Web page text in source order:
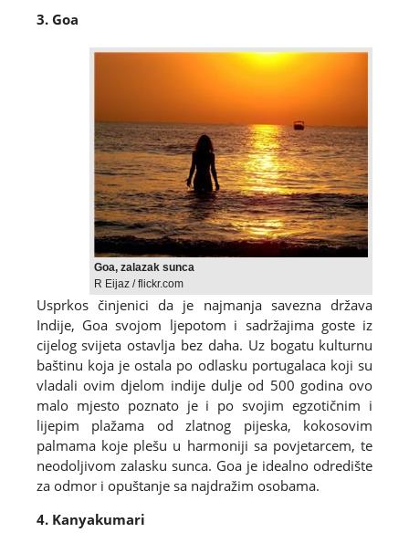
3. Goa
Goa, zalazak sunca
R Eijaz / flickr.com
Usprkos činjenici da je najmanja savezna država
Indije, Goa svojom ljepotom i sadržajima goste iz
cijelog svijeta ostavlja bez daha. Uz bogatu kulturnu
baštinu koja je ostala po odlasku portugalaca koji su
vladali ovim djelom indije dulje od 500 godina ovo
malo mjesto poznato je i po svojim egzotičnim i
lijepim plažama od zlatnog pijeska, kokosovim
palmama koje plešu u harmoniji sa povjetarcem, te
neodoljivom zalasku sunca. Goa je idealno odredište
za odmor i opuštanje sa najdražim osobama.
4. Kanyakumari